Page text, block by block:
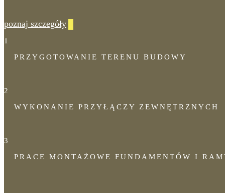
poznaj szczegóły
1
PRZYGOTOWANIE TERENU BUDOWY
2
WYKONANIE PRZYŁĄCZY ZEWNĘTRZNYCH
3
PRACE MONTAŻOWE FUNDAMENTÓW I